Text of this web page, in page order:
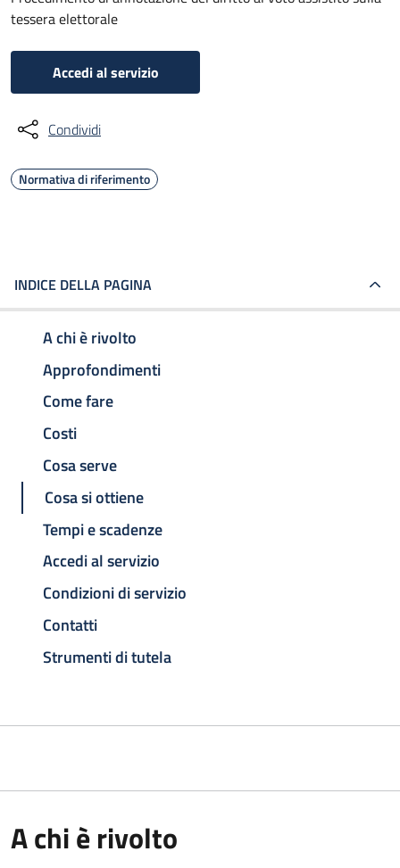
tessera elettorale
Accedi al servizio
Condividi
Normativa di riferimento
INDICE DELLA PAGINA
A chi è rivolto
Approfondimenti
Come fare
Costi
Cosa serve
Cosa si ottiene
Tempi e scadenze
Accedi al servizio
Condizioni di servizio
Contatti
Strumenti di tutela
A chi è rivolto